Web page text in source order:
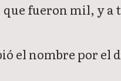
fueron mil, y a
el nombre por el